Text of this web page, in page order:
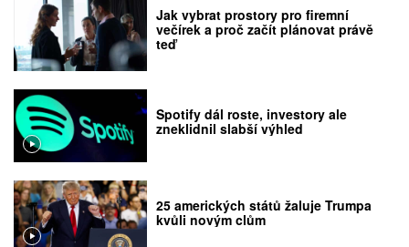
Jak vybrat prostory pro firemní
večírek a proč začít plánovat právě
teď
Spotify dál roste, investory ale
zneklidnil slabší výhled
25 amerických států žaluje Trumpa
kvůli novým clům